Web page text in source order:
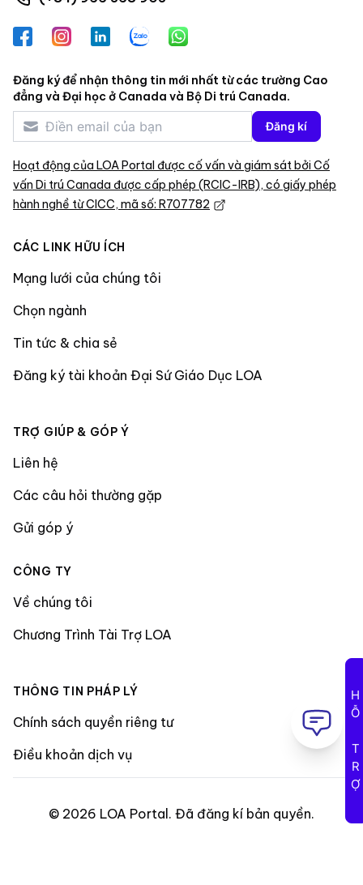
FacebookInstagramLinkedInZalo WhatsApp
Đăng ký để nhận thông tin mới nhất từ các trường Cao
đẳng và Đại học ở Canada và Bộ Di trú Canada.
Đăng kí
Hoạt động của LOA Portal được cố vấn và giám sát bởi Cố
vấn Di trú Canada được cấp phép (RCIC-IRB), có giấy phép
hành nghề từ CICC, mã số: R707782
CÁC LINK HỮU ÍCH
Mạng lưới của chúng tôi
Chọn ngành
Tin tức & chia sẻ
Đăng ký tài khoản Đại Sứ Giáo Dục LOA
TRỢ GIÚP & GÓP Ý
Liên hệ
Các câu hỏi thường gặp
Gửi góp ý
CÔNG TY
Về chúng tôi
Chương Trình Tài Trợ LOA
THÔNG TIN PHÁP LÝ
Chính sách quyền riêng tư
Điều khoản dịch vụ
© 2026 LOA Portal . Đã đăng kí bản quyền.
HỖ TRỢ